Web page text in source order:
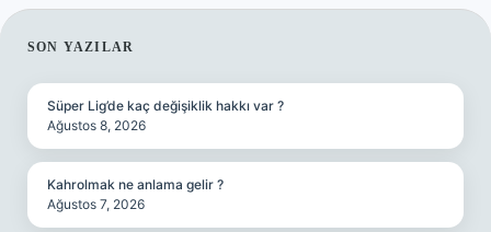
SIDEBAR
SON YAZILAR
Süper Lig’de kaç değişiklik hakkı var ?
Ağustos 8, 2026
Kahrolmak ne anlama gelir ?
Ağustos 7, 2026